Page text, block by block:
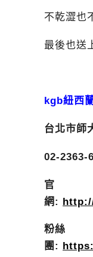
不乾澀也
最後也送
kgb紐西
台北市師
02-2363-
官
網:
粉絲
團: